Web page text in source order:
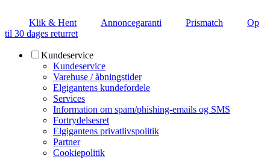
Klik & Hent Annoncegaranti Prismatch
Op
til 30 dages returret
Kundeservice
Kundeservice
Varehuse / åbningstider
Elgigantens kundefordele
Services
Information om spam/phishing-emails og SMS
Fortrydelsesret
Elgigantens privatlivspolitik
Partner
Cookiepolitik